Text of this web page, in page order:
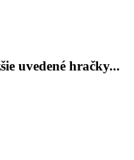
uvedené hračky...